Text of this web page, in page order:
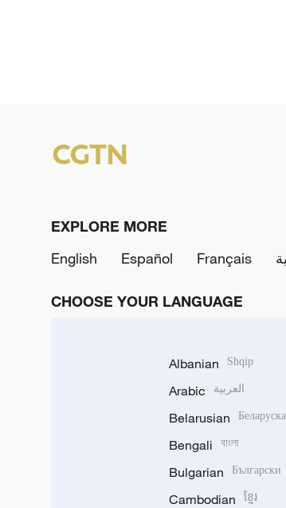
EXPLORE MORE
English
Español Français
CHOOSE YOUR LANGUAGE
Albanian Shqip
Arabic العربية
Belarusian
Bengali বাংলা
Bulgarian Български
Cambodian ខ្មែរ